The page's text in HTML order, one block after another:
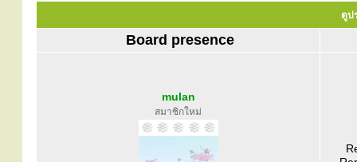
ดูป
Board presence
mulan
สมาชิกใหม่